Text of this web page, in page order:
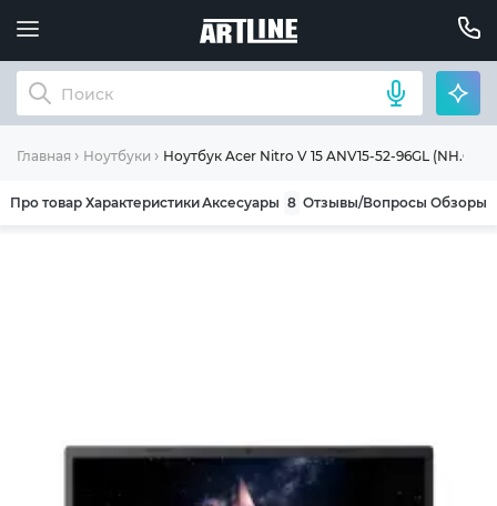
Главная Ноутбуки Ноутбук Acer Nitro V 15 ANV15-52-96GL
Про товар ХарактеристикиАксесуары 8 Отзывы/Вопросы Обзоры
Компания ARTLINE благодарит Вас за выбор
нашей продукции. Мы уверены, что
приобретенная вами техника будет служить